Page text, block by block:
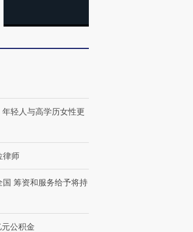
称为“蟑螂”的印
轻人与高学历女性更
律师
国 筹资和服务给予将持
元公积金